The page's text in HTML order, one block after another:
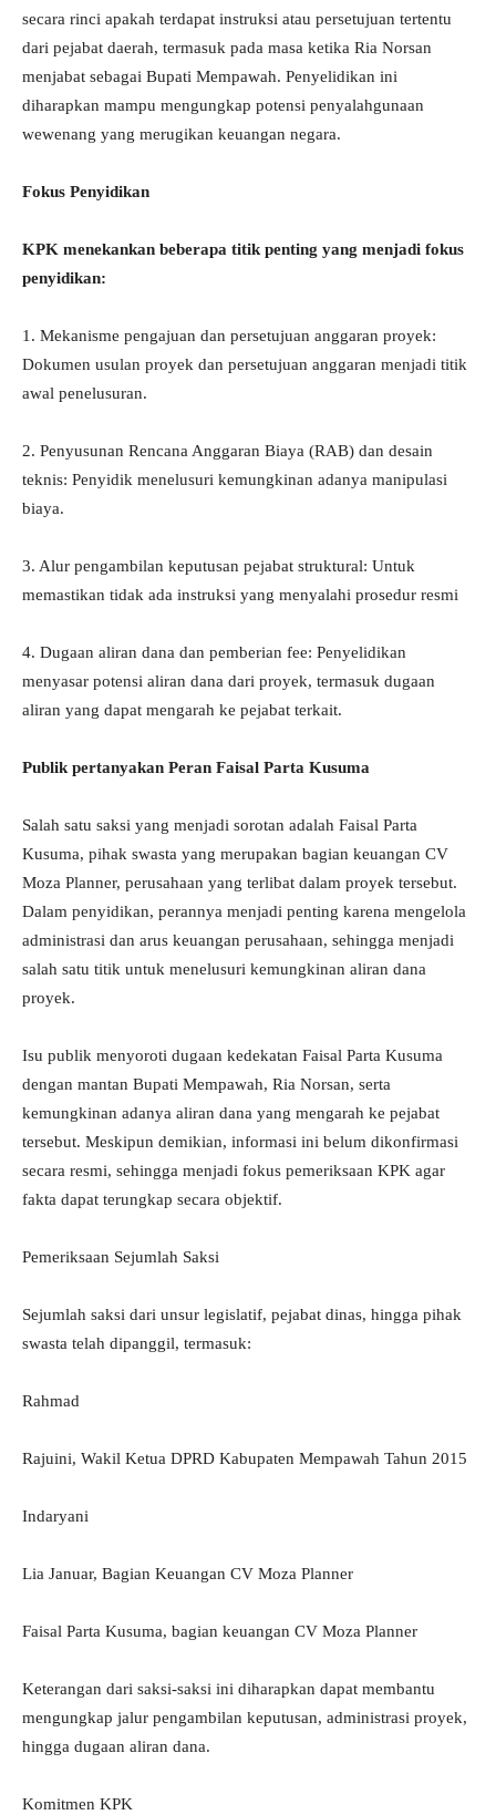
secara rinci apakah terdapat instruksi atau persetujuan tertentu
dari pejabat daerah, termasuk pada masa ketika Ria Norsan
menjabat sebagai Bupati Mempawah. Penyelidikan ini
diharapkan mampu mengungkap potensi penyalahgunaan
wewenang yang merugikan keuangan negara.
Fokus Penyidikan
KPK menekankan beberapa titik penting yang menjadi fokus
penyidikan:
1. Mekanisme pengajuan dan persetujuan anggaran proyek:
Dokumen usulan proyek dan persetujuan anggaran menjadi titik
awal penelusuran.
2. Penyusunan Rencana Anggaran Biaya (RAB) dan desain
teknis: Penyidik menelusuri kemungkinan adanya manipulasi
biaya.
3. Alur pengambilan keputusan pejabat struktural: Untuk
memastikan tidak ada instruksi yang menyalahi prosedur resmi
4. Dugaan aliran dana dan pemberian fee: Penyelidikan
menyasar potensi aliran dana dari proyek, termasuk dugaan
aliran yang dapat mengarah ke pejabat terkait.
Publik pertanyakan Peran Faisal Parta Kusuma
Salah satu saksi yang menjadi sorotan adalah Faisal Parta
Kusuma, pihak swasta yang merupakan bagian keuangan CV
Moza Planner, perusahaan yang terlibat dalam proyek tersebut.
Dalam penyidikan, perannya menjadi penting karena mengelola
administrasi dan arus keuangan perusahaan, sehingga menjadi
salah satu titik untuk menelusuri kemungkinan aliran dana
proyek.
Isu publik menyoroti dugaan kedekatan Faisal Parta Kusuma
dengan mantan Bupati Mempawah, Ria Norsan, serta
kemungkinan adanya aliran dana yang mengarah ke pejabat
tersebut. Meskipun demikian, informasi ini belum dikonfirmasi
secara resmi, sehingga menjadi fokus pemeriksaan KPK agar
fakta dapat terungkap secara objektif.
Pemeriksaan Sejumlah Saksi
Sejumlah saksi dari unsur legislatif, pejabat dinas, hingga pihak
swasta telah dipanggil, termasuk:
Rahmad
Rajuini, Wakil Ketua DPRD Kabupaten Mempawah Tahun 2015
Indaryani
Lia Januar, Bagian Keuangan CV Moza Planner
Faisal Parta Kusuma, bagian keuangan CV Moza Planner
Keterangan dari saksi-saksi ini diharapkan dapat membantu
mengungkap jalur pengambilan keputusan, administrasi proyek,
hingga dugaan aliran dana.
Komitmen KPK